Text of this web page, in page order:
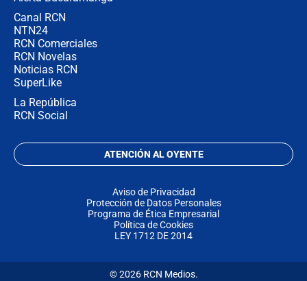
Canal RCN
NTN24
RCN Comerciales
RCN Novelas
Noticias RCN
SuperLike
La República
RCN Social
ATENCIÓN AL OYENTE
Aviso de Privacidad
Protección de Datos Personales
Programa de Ética Empresarial
Política de Cookies
LEY 1712 DE 2014
© 2026 RCN Medios.